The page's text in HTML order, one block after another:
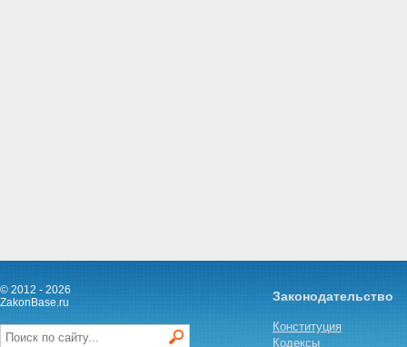
© 2012 - 2026
ZakonBase.ru
Законодательство
Конституция
Кодексы